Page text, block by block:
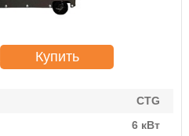
Купить
CTG
6 кВт